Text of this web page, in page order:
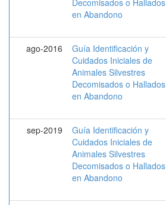
Decomisados o Hallados
en Abandono
ago-2016
Guía Identificación y
Cuidados Iniciales de
Animales Silvestres
Decomisados o Hallados
en Abandono
sep-2019
Guía Identificación y
Cuidados Iniciales de
Animales Silvestres
Decomisados o Hallados
en Abandono